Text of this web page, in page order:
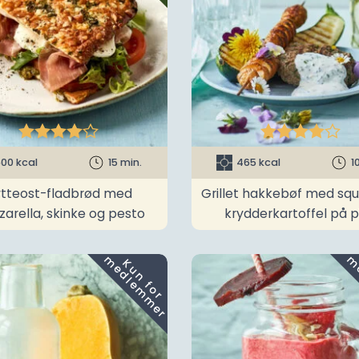

kcal 15 min.
fladbrød med
skinke og pesto

465 kcal
Grillet hakkebøf med
krydderkartoffel på
K
u
n
f
o
r
m
e
d
l
e
m
m
e
r